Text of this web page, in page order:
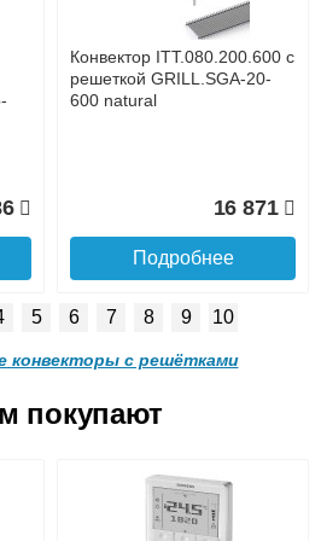
Подробнее о доставке
49 779
Конвектор
ITTB.090.250.1000 с
решеткой GRILL.LGA-25-
38 558
Подробнее
Конвектор ITT.080.200.600 с
решеткой GRILL.SGA-20-
600 natural
16 871
Подробнее
решеткой GRILL.SGW-20-
5 6 7 8 9 10
конвекторы с решётками
покупают